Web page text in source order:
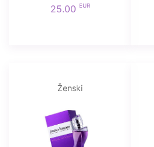
25.00 EUR
Ženski